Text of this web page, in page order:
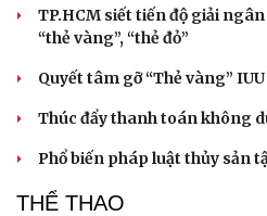
TP.HCM siết tiến độ giải
“thẻ vàng”, “thẻ đỏ”
Quyết tâm gỡ “Thẻ vàng”
Thúc đẩy thanh toán không
Phổ biến pháp luật thủy sản
THỂ THAO